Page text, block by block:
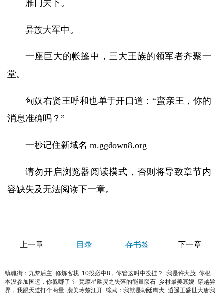
雁门关下。
异族大军中。
一座巨大的帐篷中，三大王族的领军者齐聚一
堂。
匈奴右贤王呼和也单于开口道：“蛮亲王，你的
消息准确吗？”
一秒记住新域名 m.ggdown8.org
请勿开启浏览器阅读模式，否则将导致章节内
容缺失及无法阅读下一章。
上一章 目录 存书签 下一章
镇魂街：九黎后主 修炼客栈 10投必中8，你管这叫中投挂？ 我是许大茂 你根
本没参加国运，你躲哪了？
梵摩星幽灵之失落的能量陨石 乡村最美寡嫂 穿越异
界，我跟天道打个商量 裴美玲楚江开 综武：我就是朝廷鹰犬 逍遥王盛世大唐我